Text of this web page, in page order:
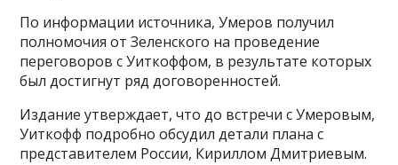
По информации источника, Умеров получил
полномочия от Зеленского на проведение
переговоров с Уиткоффом, в результате которых
был достигнут ряд договоренностей.
Издание утверждает, что до встречи с Умеровым,
Уиткофф подробно обсудил детали плана с
представителем России, Кириллом Дмитриевым.